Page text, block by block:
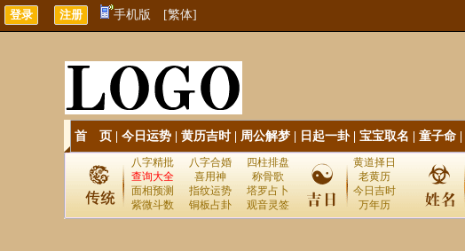
手机版 [繁体]
首 页 今日运势 黄历吉时| 周公解梦 日起一卦| 宝宝取名 童子命
八字精批 八字合婚
四柱排盘
查询大全
喜用神
称骨歌
面相预测
指纹运势
塔罗占卜
紫微斗数
铜板占卦 观音灵签
黄道择日
老黄历
今日吉时
万年历